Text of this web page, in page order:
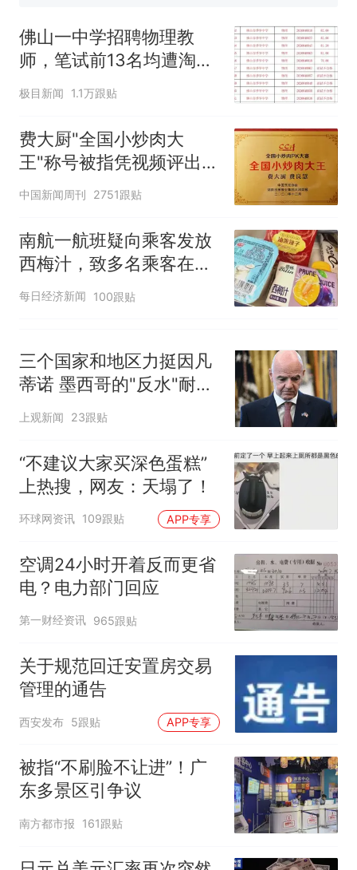
核查
官方通报
热
那个在床头放菜刀的女孩，
因老师一句“跟我回家”改写了
佛山一中学招聘物理教
师，笔试前13名均遭淘
汰？教育局：已叫停招
极目新闻 1.1万跟贴
费大厨"全国小炒肉大
王"称号被指凭视频评出
官方回应
中国新闻周刊 2751跟贴
南航一航班疑向乘客发放
西梅汁，致多名乘客在飞
行途中排队上厕所！乘
客：机上100多人只有2个
架飞机都会发放西梅汁
每日经济新闻 100跟贴
三个国家和地区力挺因凡
蒂诺 墨西哥的"反水"耐人
寻味
上观新闻 23跟贴
“不建议大家买深色蛋糕”
上热搜，网友：天塌了！
环球网资讯 109跟贴 APP专享
空调24小时开着反而更省
电？电力部门回应
第一财经资讯 965跟贴
关于规范回迁安置房交易
管理的通告
西安发布 5跟贴 APP专享
被指“不刷脸不让进”！广
东多景区引争议
南方都市报 161跟贴